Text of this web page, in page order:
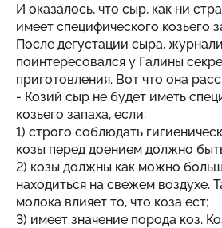
И оказалось, что сыр, как ни
имеет специфического козьего
После дегустации сыра,
поинтересовался у Галины
приготовления. Вот что она
- Козий сыр не будет иметь
козьего запаха, если:
1) строго соблюдать
козы перед доением должно
2) козы должны как можно
находиться на свежем воздухе.
молока влияет то, что коза ест;
3) имеет значение порода коз.